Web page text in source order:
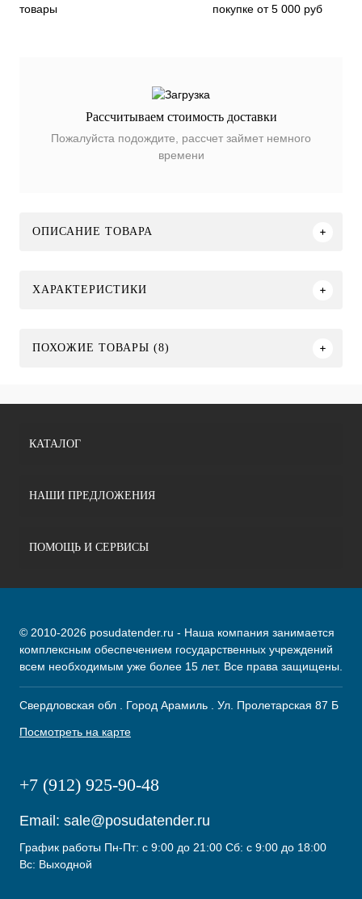
товары
покупке от 5 000 руб
Рассчитываем стоимость доставки
Пожалуйста подождите, рассчет займет немного
времени
ОПИСАНИЕ ТОВАРА
ХАРАКТЕРИСТИКИ
ПОХОЖИЕ ТОВАРЫ (8)
КАТАЛОГ
НАШИ ПРЕДЛОЖЕНИЯ
ПОМОЩЬ И СЕРВИСЫ
© 2010-2026 posudatender.ru - Наша компания занимается
комплексным обеспечением государственных учреждений
всем необходимым уже более 15 лет. Все права защищены.
Свердловская обл . Город Арамиль . Ул. Пролетарская 87 Б
Посмотреть на карте
+7 (912) 925-90-48
Email: sale@posudatender.ru
График работы Пн-Пт: с 9:00 до 21:00 Сб: с 9:00 до 18:00
Вс: Выходной